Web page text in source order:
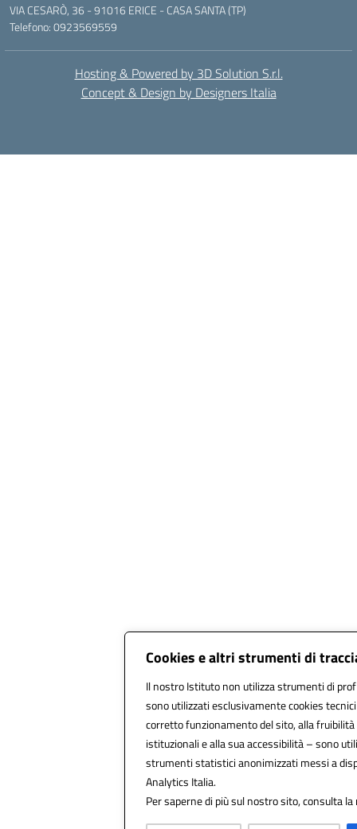
Cookies e altri strumenti di
Il nostro Istituto non utilizza strumenti di
sono utilizzati esclusivamente cookies
corretto funzionamento del sito, alla fruibilità
istituzionali e alla sua accessibilità – sono
strumenti statistici anonimizzati messi a
Analytics Italia.
Per saperne di più sul nostro sito, consulta la
VIA CESARÒ, 36 - 91016 ERICE - CASA SANTA (TP)
Telefono: 0923569559
Hosting & Powered by 3D Solution S.r.l.
Concept & Design by Designers Italia